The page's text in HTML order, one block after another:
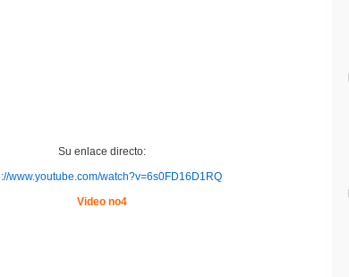
Su enlace directo:
www.youtube.com/watch?v=6s0FD16D1RQ
Video no4